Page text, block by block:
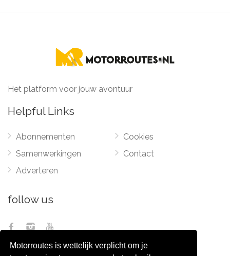
Motorroutes is wettelijk verplicht om je
Het platform voor jouw avontuur
Helpful Links
Abonnementen
Samenwerkingen
Adverteren
Cookies
Contact
follow us